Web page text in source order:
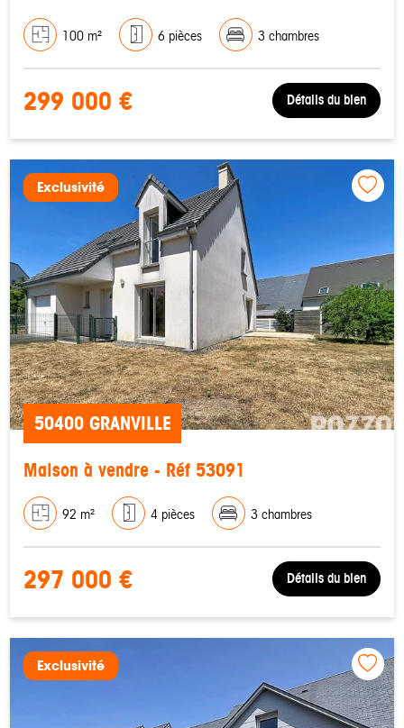
100 m² 6 pièces 3 chambres
299 000 € Détails du bien
Exclusivité
50400 GRANVILLE
Maison à vendre - Réf 53091
92 m² 4 pièces 3 chambres
297 000 € Détails du bien
Exclusivité